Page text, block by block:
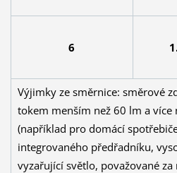
6
Výjimky ze směrnice: směrové
tokem menším než 60 lm a
(například pro domácí
integrovaného předřadníku,
vyzařující světlo, považované